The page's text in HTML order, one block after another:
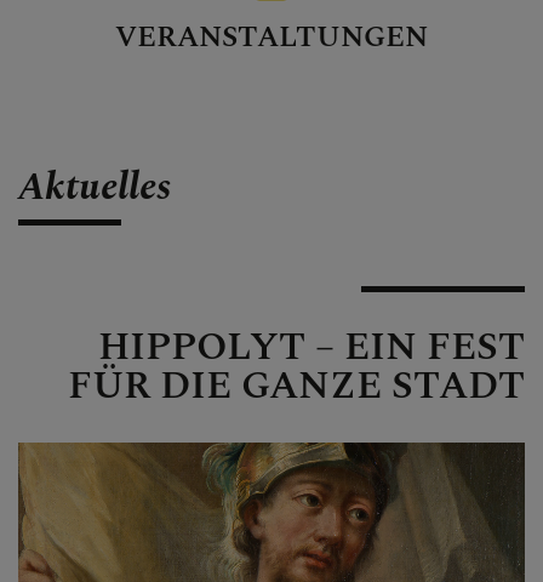
VERANSTALTUNGEN
Aktuelles
HIPPOLYT – EIN FEST
FÜR DIE GANZE STADT